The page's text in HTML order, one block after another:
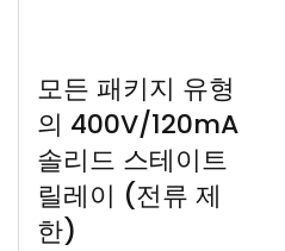
모든 패키지 유형
의 400V/120mA
솔리드 스테이트
릴레이 (전류 제
한)